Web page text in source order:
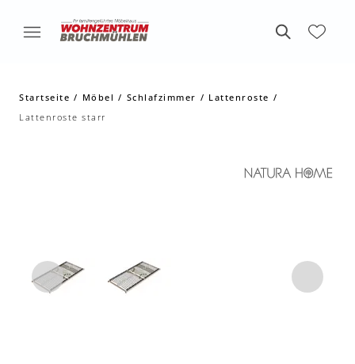
Startseite Möbel Schlafzimmer
Lattenroste
Lattenroste starr